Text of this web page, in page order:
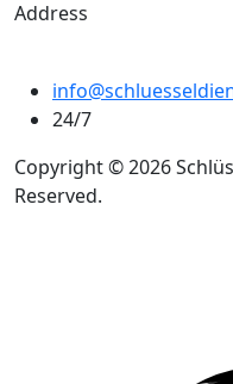
Address
24/7
Copyright © 2026
Reserved.